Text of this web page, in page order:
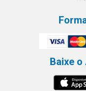
Baixe o